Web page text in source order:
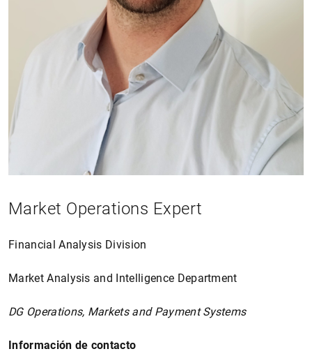
Market Operations Expert
Financial Analysis Division
Market Analysis and Intelligence Department
DG Operations, Markets and Payment Systems
Información de contacto